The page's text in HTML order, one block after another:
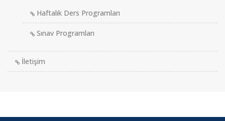
Haftalık Ders Programları
Sınav Programları
İletişim